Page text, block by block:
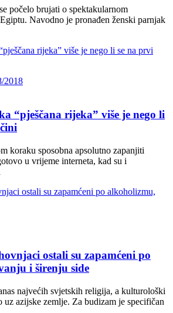
počelo brujati o spektakularnom
Navodno je pronađen ženski parnjak
2018
“pješčana rijeka” više je nego li
koraku sposobna apsolutno zapanjiti
u vrijeme interneta, kad su i
ostali su zapamćeni po
i širenju side
najvećih svjetskih religija, a kulturološki
uz azijske zemlje. Za budizam je specifičan